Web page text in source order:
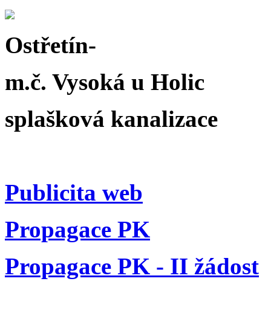
Ostřetín-
m.č. Vysoká u Holic
splašková kanalizace
Publicita web
Propagace PK
Propagace PK - II žádost